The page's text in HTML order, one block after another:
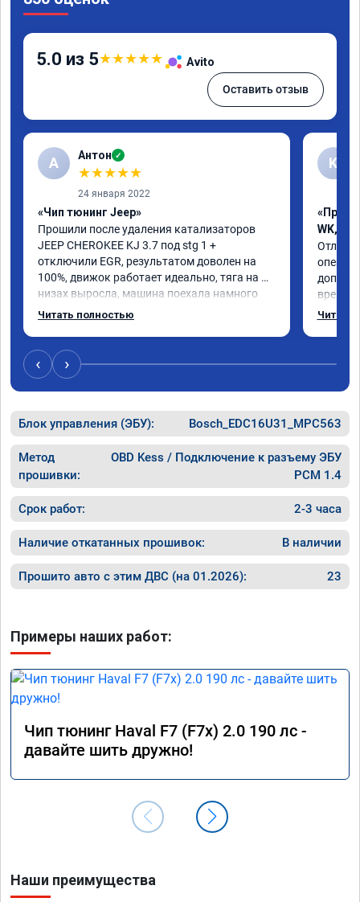
5.0 из 5★★★★★ Avito
Оставить отзыв
А Антон ✓
★★★★★
24 января 2022
«Чип тюнинг Jeep»
Прошили после удаления катализаторов
JEEP CHEROKEE KJ 3.7 под stg 1 +
отключили EGR, результатом доволен на
100%, движок работает идеально, тяга на
низах выросла, машина поехала намного
интереснее, расход топлива радует. Делал
Короче, все на чип тюнинг в RECHIP😁
Читать полностью
K
WK,
Читать
‹ ›
Блок управления (ЭБУ): Bosch_EDC16U31_MPC563
Метод
прошивки:
OBD Kess / Подключение к разъему ЭБУ
PCM 1.4
Срок работ: 2-3 часа
Наличие откатанных прошивок: В наличии
Прошито авто с этим ДВС (на 01.2026): 23
Примеры наших работ:
Чип тюнинг Haval F7 (F7x) 2.0 190 лс -
давайте шить дружно!
Наши преимущества